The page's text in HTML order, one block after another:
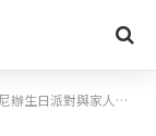
派對與家人合照圓夢